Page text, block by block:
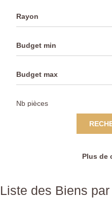
Rayon
Plus de
Liste des Biens